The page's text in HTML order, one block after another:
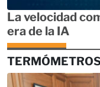
La velocidad
era de la IA